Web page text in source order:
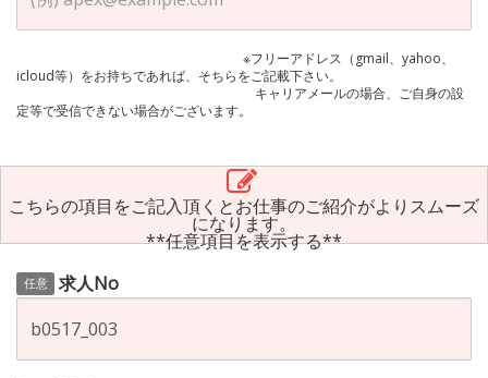
※フリーアドレス（gmail、yahoo、
icloud等）をお持ちであれば、そちらをご記載下さい。
キャリアメールの場合、ご自身の設
定等で受信できない場合がございます。
こちらの項目をご記入頂くとお仕事のご紹介がよりスムーズ
になります。
**任意項目を表示する**
任意 求人No